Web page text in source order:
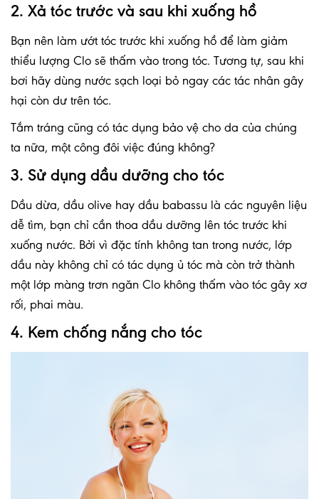
2. Xả tóc trước và sau khi xuống hồ
Bạn nên làm ướt tóc trước khi xuống hồ để làm giảm
thiểu lượng Clo sẽ thấm vào trong tóc. Tương tự, sau khi
bơi hãy dùng nước sạch loại bỏ ngay các tác nhân gây
hại còn dư trên tóc.
Tắm tráng cũng có tác dụng bảo vệ cho da của chúng
ta nữa, một công đôi việc đúng không?
3. Sử dụng dầu dưỡng cho tóc
Dầu dừa, dầu olive hay dầu babassu là các nguyên liệu
dễ tìm, bạn chỉ cần thoa dầu dưỡng lên tóc trước khi
xuống nước. Bởi vì đặc tính không tan trong nước, lớp
dầu này không chỉ có tác dụng ủ tóc mà còn trở thành
một lớp màng trơn ngăn Clo không thấm vào tóc gây xơ
rối, phai màu.
4. Kem chống nắng cho tóc